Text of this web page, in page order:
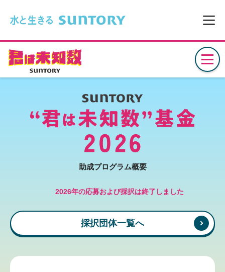
メ
助成プログラム概要
2026年の応募および採択は終了しました
採択団体一覧へ